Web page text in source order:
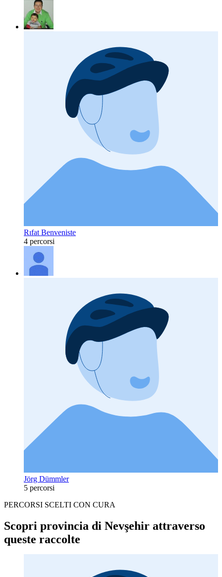
Rıfat Benveniste
4 percorsi
Jörg Dümmler
5 percorsi
PERCORSI SCELTI CON CURA
Scopri provincia di Nevşehir attraverso
queste raccolte